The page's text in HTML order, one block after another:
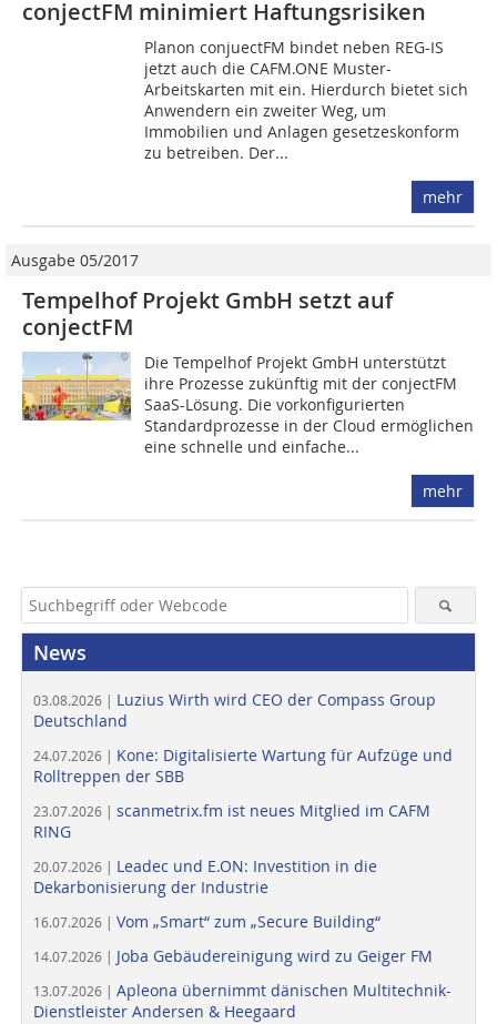
conjectFM minimiert Haftungsrisiken
Planon conjuectFM bindet neben REG-IS
jetzt auch die CAFM.ONE Muster-
Arbeitskarten mit ein. Hierdurch bietet sich
Anwendern ein zweiter Weg, um
Immobilien und Anlagen gesetzeskonform
zu betreiben. Der...
mehr
Ausgabe 05/2017
Tempelhof Projekt GmbH setzt auf
conjectFM
Die Tempelhof Projekt GmbH unterstützt
ihre Prozesse zukünftig mit der conjectFM
SaaS-Lösung. Die vorkonfigurierten
Standardprozesse in der Cloud ermöglichen
eine schnelle und einfache...
mehr
News
03.08.2026 | Luzius Wirth wird CEO der Compass Group
Deutschland
24.07.2026 | Kone: Digitalisierte Wartung für Aufzüge und
Rolltreppen der SBB
23.07.2026 | scanmetrix.fm ist neues Mitglied im CAFM
RING
20.07.2026 | Leadec und E.ON: Investition in die
Dekarbonisierung der Industrie
16.07.2026 | Vom „Smart“ zum „Secure Building“
14.07.2026 | Joba Gebäudereinigung wird zu Geiger FM
13.07.2026 | Apleona übernimmt dänischen Multitechnik-
Dienstleister Andersen & Heegaard